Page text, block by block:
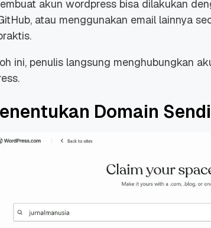
akun wordpress bisa dilakukan
atau menggunakan email lainnya
ini, penulis langsung menghubungkan
Domain